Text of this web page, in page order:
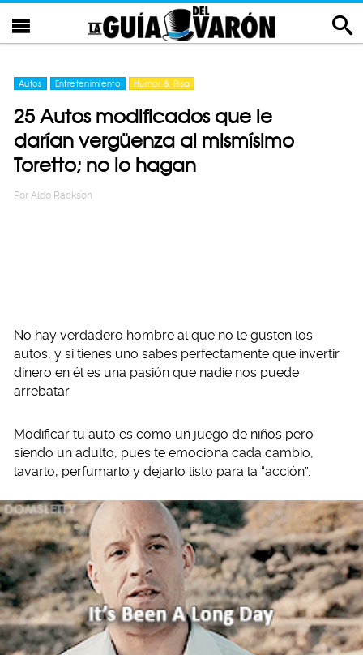
Autos Entretenimiento Humor & Risa
25 Autos modificados que le
darían vergüenza al mismísimo
Toretto; no lo hagan
Por Aldo Rackson
No hay verdadero hombre al que no le gusten los
autos, y si tienes uno sabes perfectamente que invertir
dinero en él es una pasión que nadie nos puede
arrebatar.
Modificar tu auto es como un juego de niños pero
siendo un adulto, pues te emociona cada cambio,
lavarlo, perfumarlo y dejarlo listo para la “acción”.